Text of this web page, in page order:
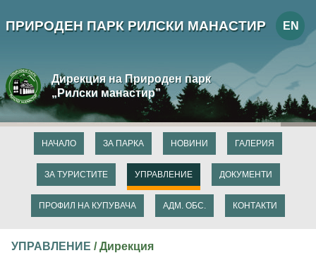
ПРИРОДЕН ПАРК РИЛСКИ МАНАСТИР EN
Дирекция на Природен парк
„Рилски манастир”
НАЧАЛО ЗА ПАРКА НОВИНИ
ЗА ТУРИСТИТЕ УПРАВЛЕНИЕ
ПРОФИЛ НА КУПУВАЧА
ДОКУМЕНТИ
ГАЛЕРИЯ
АДМ. ОБС. КОНТАКТИ
УПРАВЛЕНИЕ / Дирекция